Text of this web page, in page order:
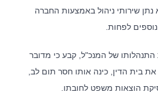
שירותי ניהול באמצעות החברה
לפחות.
התנהלותו של המנכ"ל, קבע כי מדובר
את בית הדין, כינה אותו חסר תום לב,
הוצאות משפט לחובתו.